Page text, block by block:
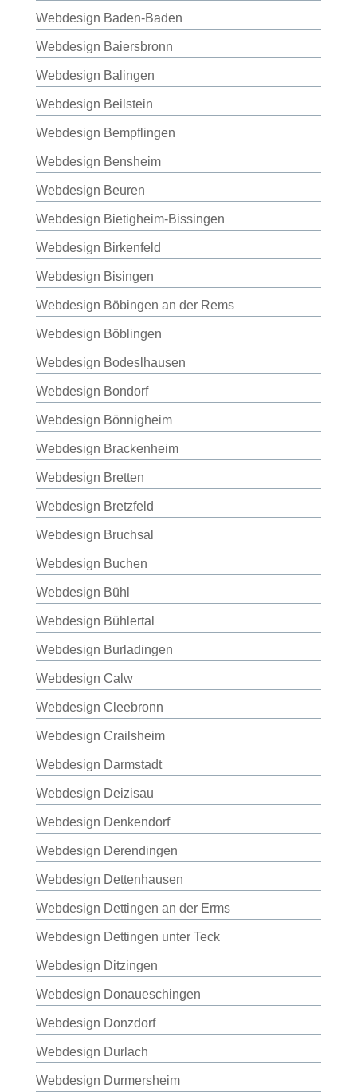
Webdesign Baden-Baden
Webdesign Baiersbronn
Webdesign Balingen
Webdesign Beilstein
Webdesign Bempflingen
Webdesign Bensheim
Webdesign Beuren
Webdesign Bietigheim-Bissingen
Webdesign Birkenfeld
Webdesign Bisingen
Webdesign Böbingen an der Rems
Webdesign Böblingen
Webdesign Bodeslhausen
Webdesign Bondorf
Webdesign Bönnigheim
Webdesign Brackenheim
Webdesign Bretten
Webdesign Bretzfeld
Webdesign Bruchsal
Webdesign Buchen
Webdesign Bühl
Webdesign Bühlertal
Webdesign Burladingen
Webdesign Calw
Webdesign Cleebronn
Webdesign Crailsheim
Webdesign Darmstadt
Webdesign Deizisau
Webdesign Denkendorf
Webdesign Derendingen
Webdesign Dettenhausen
Webdesign Dettingen an der Erms
Webdesign Dettingen unter Teck
Webdesign Ditzingen
Webdesign Donaueschingen
Webdesign Donzdorf
Webdesign Durlach
Webdesign Durmersheim